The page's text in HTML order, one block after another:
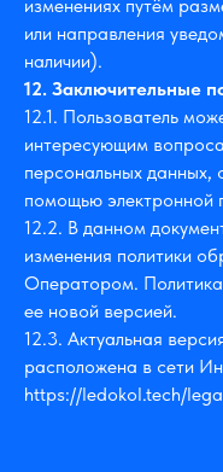
изменениях путём
или направления
наличии).
12. Заключительные
12.1. Пользователь
интересующим
персональных
помощью электронной
12.2. В данном
изменения политики
Оператором.
ее новой версией.
12.3. Актуальная
расположена в сети
https://ledokol.tech/